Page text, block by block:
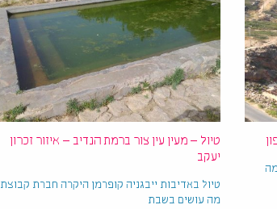
טיול – מעין עין צור ברמת הנדיב – איזור זכרון
יעקב
טיול באדיבות ייבגניה קופרמן היקרה חברת קבוצת
מה עושים בשבת